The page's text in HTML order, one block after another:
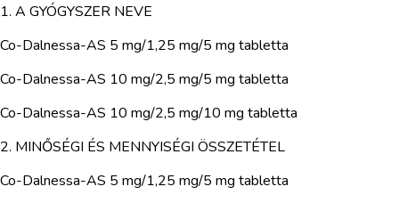
1. A GYÓGYSZER NEVE
Co-Dalnessa-AS 5 mg/1,25 mg/5 mg tabletta
Co-Dalnessa-AS 10 mg/2,5 mg/5 mg tabletta
Co-Dalnessa-AS 10 mg/2,5 mg/10 mg tabletta
2. MINŐSÉGI ÉS MENNYISÉGI ÖSSZETÉTEL
Co-Dalnessa-AS 5 mg/1,25 mg/5 mg tabletta